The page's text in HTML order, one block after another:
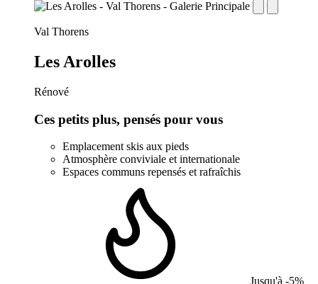
establishment.station_label:
Val Thorens
Les Arolles
Rénové
Ces petits plus, pensés pour vous
Emplacement skis aux pieds
Atmosphère conviviale et internationale
Espaces communs repensés et rafraîchis
Jusqu'à -5%